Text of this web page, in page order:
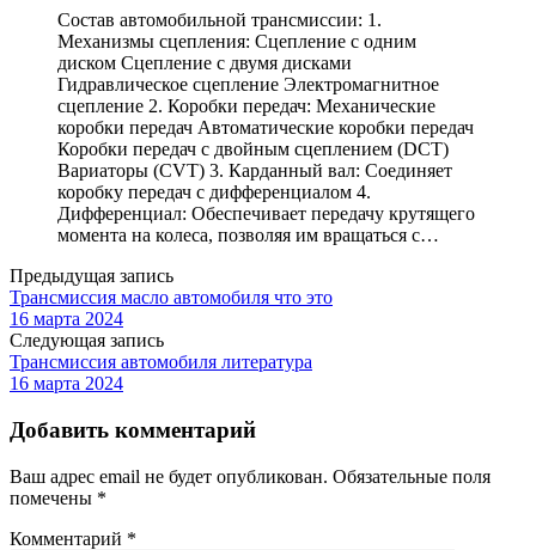
Состав автомобильной трансмиссии: 1.
Механизмы сцепления: Сцепление с одним
диском Сцепление с двумя дисками
Гидравлическое сцепление Электромагнитное
сцепление 2. Коробки передач: Механические
коробки передач Автоматические коробки передач
Коробки передач с двойным сцеплением (DCT)
Вариаторы (CVT) 3. Карданный вал: Соединяет
коробку передач с дифференциалом 4.
Дифференциал: Обеспечивает передачу крутящего
момента на колеса, позволяя им вращаться с…
Предыдущая запись
Трансмиссия масло автомобиля что это
16 марта 2024
Следующая запись
Трансмиссия автомобиля литература
16 марта 2024
Добавить комментарий
Ваш адрес email не будет опубликован. Обязательные поля
помечены *
Комментарий *